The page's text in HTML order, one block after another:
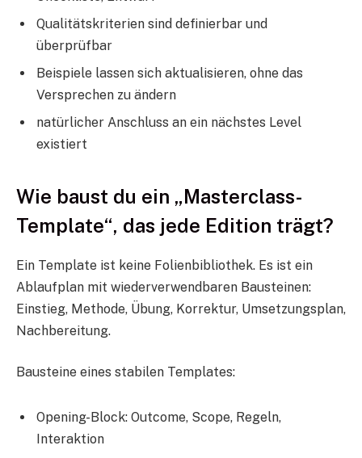
Qualitätskriterien sind definierbar und
überprüfbar
Beispiele lassen sich aktualisieren, ohne das
Versprechen zu ändern
natürlicher Anschluss an ein nächstes Level
existiert
Wie baust du ein „Masterclass-
Template“, das jede Edition trägt?
Ein Template ist keine Folienbibliothek. Es ist ein
Ablaufplan mit wiederverwendbaren Bausteinen:
Einstieg, Methode, Übung, Korrektur, Umsetzungsplan,
Nachbereitung.
Bausteine eines stabilen Templates:
Opening-Block: Outcome, Scope, Regeln,
Interaktion